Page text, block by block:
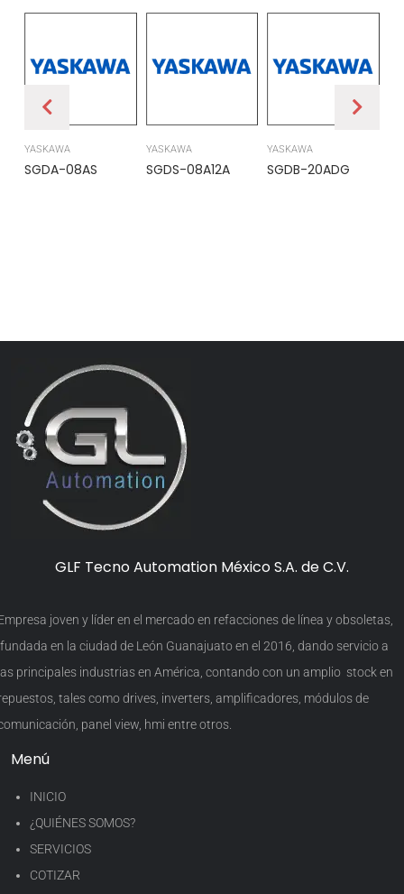
YASKAWA
SGDA-08AS
YASKAWA
SGDS-08A12A
YASKAWA
SGDB-20ADG
GLF Tecno Automation México S.A. de C.V.
joven y líder en el mercado en refacciones de línea y obsoletas,
en la ciudad de León Guanajuato en el 2016, dando servicio a
principales industrias en América, contando con un amplio stock en
tales como drives, inverters, amplificadores, módulos de
panel view, hmi entre otros.
Menú
INICIO
¿QUIÉNES SOMOS?
SERVICIOS
COTIZAR